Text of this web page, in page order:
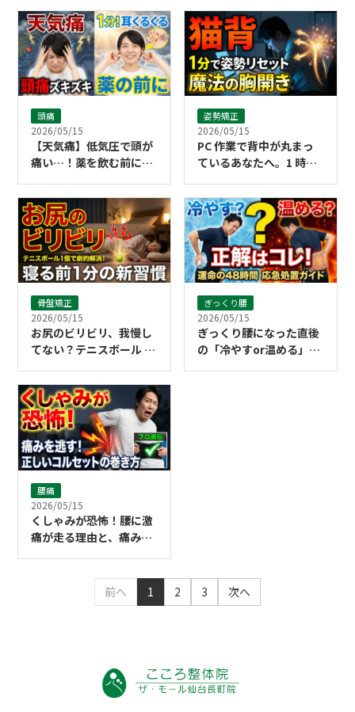
い寝返りストレッチ
頭痛
2026/05/15
【天気痛】低気圧で頭が
痛い…！薬を飲む前に試
マッサージ」の正しいや
り方
姿勢矯正
2026/05/15
PC 作業で背中が丸まっ
ているあなたへ。1 時間
される「胸開き」の魔法
骨盤矯正
2026/05/15
お尻のビリビリ、我慢し
てない？テニスボール 1
前習慣
ぎっくり腰
2026/05/15
ぎっくり腰になった直後
の「冷やすor温める」正
腰痛
2026/05/15
くしゃみが恐怖！腰に激
痛が走る理由と、痛みを
前へ
1 2 3 次へ